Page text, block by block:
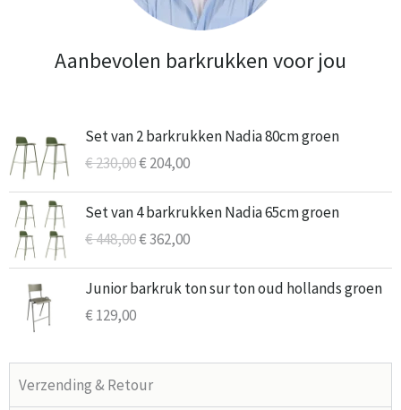
Aanbevolen barkrukken voor jou
Set van 2 barkrukken Nadia 80cm groen
€230,00
Oorspronkelijke
prijs
was:
€ 230,00.
€204,00
Huidige
prijs
is:
€ 204,00.
Set van 4 barkrukken Nadia 65cm groen
€448,00
Oorspronkelijke
prijs
was:
€ 448,00.
€362,00
Huidige
prijs
is:
€ 362,00.
Junior barkruk ton sur ton oud hollands groen
€129,00
Verzending & Retour